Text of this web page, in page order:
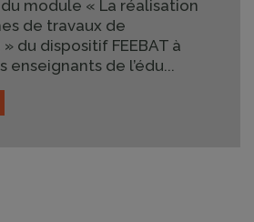
module « La réalisation
de travaux de
du dispositif FEEBAT à
enseignants de l’édu...